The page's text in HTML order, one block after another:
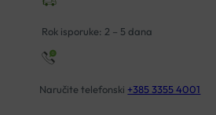
Rok isporuke: 2 – 5 dana
Naručite telefonski +385 3355 4001